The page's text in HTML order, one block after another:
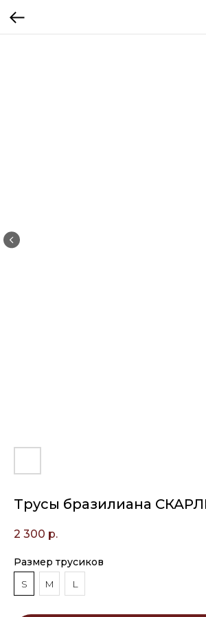
Трусы бразилиана
2 300 р.
Размер трусиков
S
M L